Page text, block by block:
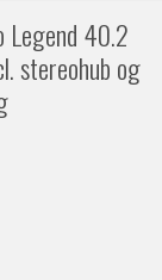
Legend 40.2
stereohub og